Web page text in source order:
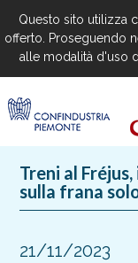
Treni al
sulla frana
21/11/2023
Questo sito utilizza
offerto. Proseguendo
alle modalità d'uso